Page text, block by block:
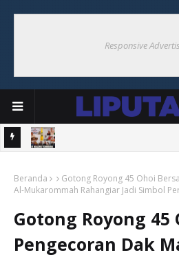
Responsive
Bencana di Ohoiel
Beranda
Gotong Royong 45 Ohoi
Al-Mukarommah Rahangiar Jadi Simbol
Gotong Royong 45
Pengecoran Dak